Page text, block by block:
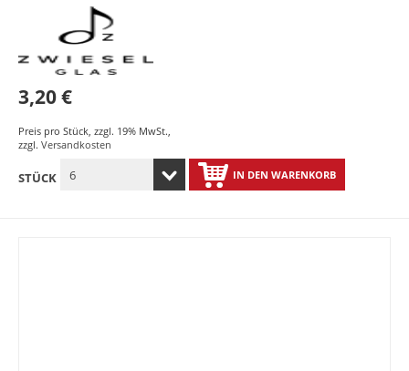
3,20 €
Preis pro Stück, zzgl. 19% MwSt.,
zzgl. Versandkosten
STÜCK IN DEN WARENKORB